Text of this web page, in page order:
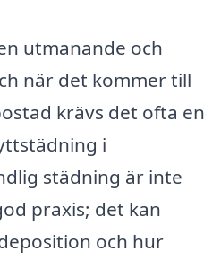
utmanande och
när det kommer till
krävs det ofta en
i
städning är inte
praxis; det kan
och hur